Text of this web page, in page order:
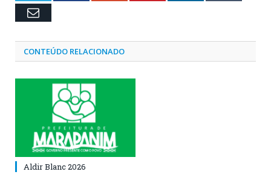
Email
CONTEÚDO RELACIONADO
Aldir Blanc 2026